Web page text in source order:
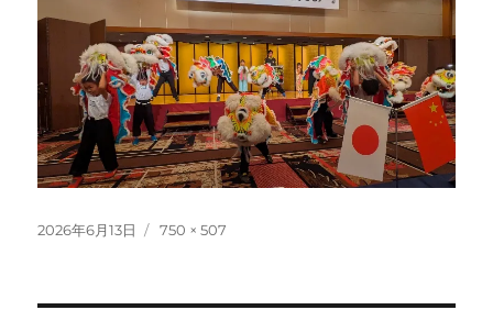
投
2026年6月13日
フ
750 × 507